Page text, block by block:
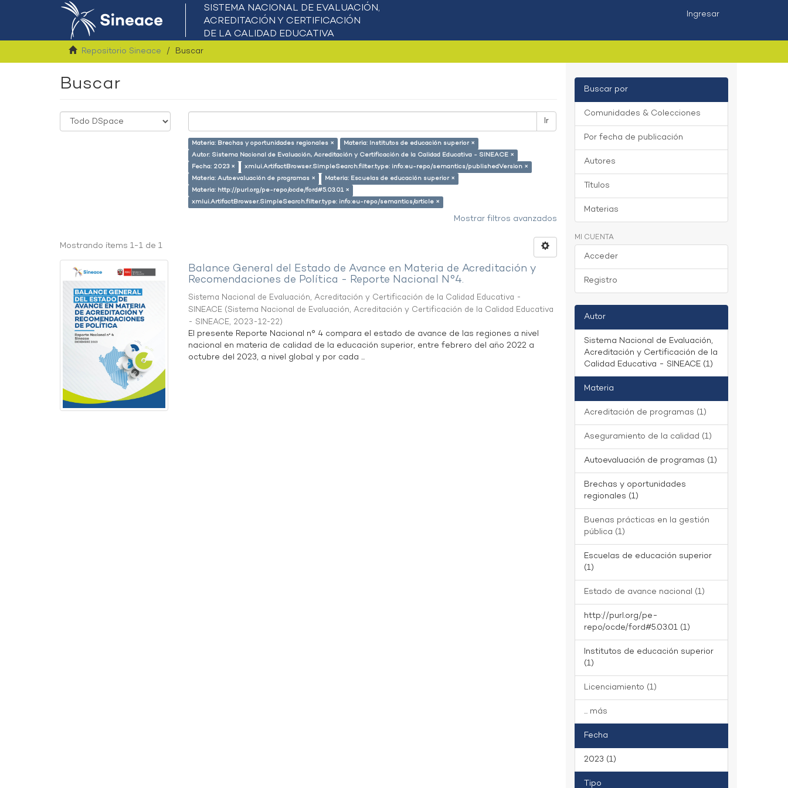
Ingresar
Repositorio Sineace Buscar
Buscar
Ir
Materia: Brechas y oportunidades regionales ×
Materia: Institutos de educación superior ×
Autor: Sistema Nacional de Evaluación, Acreditación y Certificación de la Calidad Educativa - SINEACE ×
Fecha: 2023 ×
xmlui.ArtifactBrowser.SimpleSearch.filter.type: info:eu-repo/semantics/publishedVersion ×
Materia: Autoevaluación de programas ×
Materia: Escuelas de educación superior ×
Materia: http://purl.org/pe-repo/ocde/ford#5.03.01 ×
xmlui.ArtifactBrowser.SimpleSearch.filter.type: info:eu-repo/semantics/article ×
Mostrar filtros avanzados
Mostrando ítems 1-1 de 1
Balance General del Estado de Avance en Materia de Acreditación y
Recomendaciones de Política - Reporte Nacional N°4.
Sistema Nacional de Evaluación, Acreditación y Certificación de la Calidad Educativa -
SINEACE (Sistema Nacional de Evaluación, Acreditación y Certificación de la Calidad Educativa
- SINEACE, 2023-12-22)
El presente Reporte Nacional n° 4 compara el estado de avance de las regiones a nivel
nacional en materia de calidad de la educación superior, entre febrero del año 2022 a
octubre del 2023, a nivel global y por cada ...
Buscar por
Comunidades & Colecciones
Por fecha de publicación
Autores
Títulos
Materias
MI CUENTA
Acceder
Registro
Autor
Sistema Nacional de Evaluación,
Acreditación y Certificación de la
Calidad Educativa - SINEACE (1)
Materia
Acreditación de programas (1)
Aseguramiento de la calidad (1)
Autoevaluación de programas (1)
Brechas y oportunidades
regionales (1)
Buenas prácticas en la gestión
pública (1)
Escuelas de educación superior
(1)
Estado de avance nacional (1)
http://purl.org/pe-
repo/ocde/ford#5.03.01 (1)
Institutos de educación superior
(1)
Licenciamiento (1)
... más
Fecha
2023 (1)
Tipo